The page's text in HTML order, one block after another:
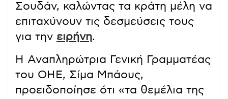
Σουδάν, καλώντας τα κράτη μέλη να
επιταχύνουν τις δεσμεύσεις τους
για την ειρήνη.
Η Αναπληρώτρια Γενική Γραμματέας
του ΟΗΕ, Σίμα Μπάους,
προειδοποίησε ότι «τα θεμέλια της